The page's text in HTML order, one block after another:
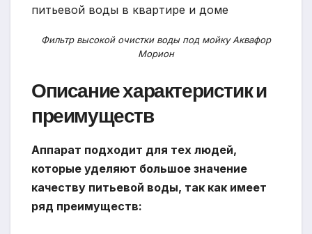
Фильтр высокой очистки воды под мойку Аквафор
Морион
Описание характеристик и
преимуществ
Аппарат подходит для тех людей,
которые уделяют большое значение
качеству питьевой воды, так как имеет
ряд преимуществ: